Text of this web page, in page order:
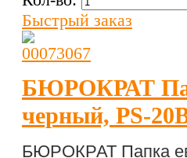
Быстрый заказ
БЮРОКРАТ
черный, PS-
БЮРОКРАТ Папка